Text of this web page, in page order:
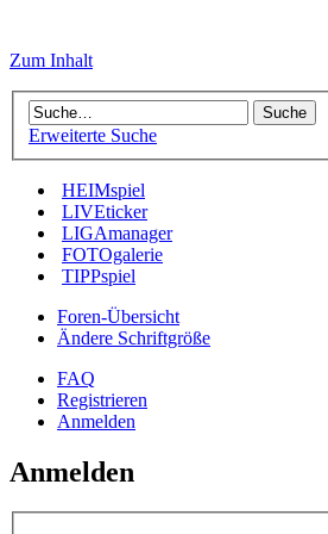
Zum Inhalt
Erweiterte Suche
HEIMspiel
LIVEticker
LIGAmanager
FOTOgalerie
TIPPspiel
Foren-Übersicht
Ändere Schriftgröße
FAQ
Registrieren
Anmelden
Anmelden